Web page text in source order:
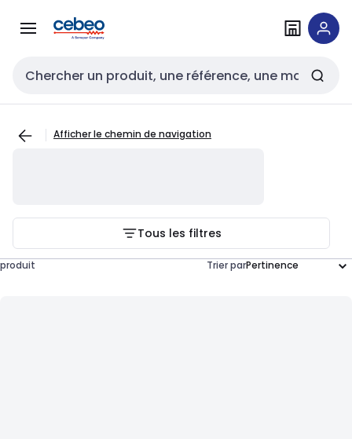
navigationau
Entrée de recherche
Afficher le chemin de navigation
Tous les filtres
produit Trier par